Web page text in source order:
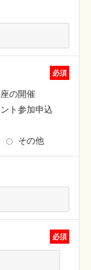
必須
の開催
ト参加申込
その他
必須